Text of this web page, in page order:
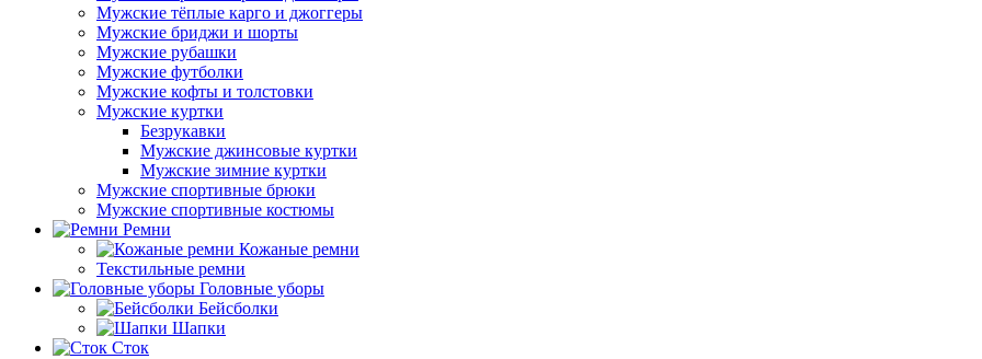
Мужские тёплые карго и джоггеры
Мужские бриджи и шорты
Мужские рубашки
Мужские футболки
Мужские кофты и толстовки
Мужские куртки
Безрукавки
Мужские джинсовые куртки
Мужские зимние куртки
Мужские спортивные брюки
Мужские спортивные костюмы
Ремни
Кожаные ремни
Текстильные ремни
Головные уборы
Бейсболки
Шапки
Сток